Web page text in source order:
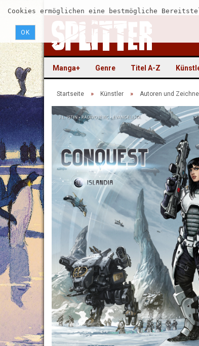
Cookies ermöglichen eine bestmögliche
OK
Manga+ Genre Titel A-Z
Startseite » Künstler » Autoren und Zeichner